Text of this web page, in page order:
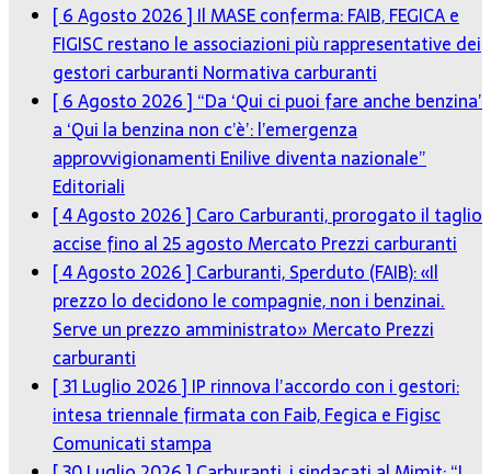
[ 6 Agosto 2026 ]Il MASE conferma: FAIB, FEGICA e
FIGISC restano le associazioni più rappresentative dei
gestori carburantiNormativa carburanti
[ 6 Agosto 2026 ]“Da ‘Qui ci puoi fare anche benzina’
a ‘Qui la benzina non c’è’: l’emergenza
approvvigionamenti Enilive diventa nazionale”
Editoriali
[ 4 Agosto 2026 ]Caro Carburanti, prorogato il taglio
accise fino al 25 agostoMercato Prezzi carburanti
[ 4 Agosto 2026 ]Carburanti, Sperduto (FAIB): «Il
prezzo lo decidono le compagnie, non i benzinai.
Serve un prezzo amministrato»Mercato Prezzi
carburanti
[ 31 Luglio 2026 ]IP rinnova l’accordo con i gestori:
intesa triennale firmata con Faib, Fegica e Figisc
Comunicati stampa